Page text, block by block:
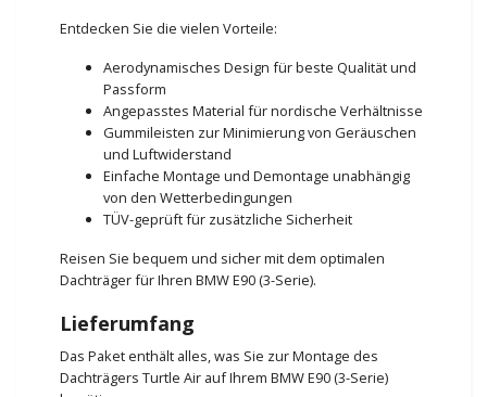
Entdecken Sie die vielen Vorteile:
Aerodynamisches Design für beste Qualität und
Passform
Angepasstes Material für nordische Verhältnisse
Gummileisten zur Minimierung von Geräuschen
und Luftwiderstand
Einfache Montage und Demontage unabhängig
von den Wetterbedingungen
TÜV-geprüft für zusätzliche Sicherheit
Reisen Sie bequem und sicher mit dem optimalen
Dachträger für Ihren BMW E90 (3-Serie).
Lieferumfang
Das Paket enthält alles, was Sie zur Montage des
Dachträgers Turtle Air auf Ihrem BMW E90 (3-Serie)